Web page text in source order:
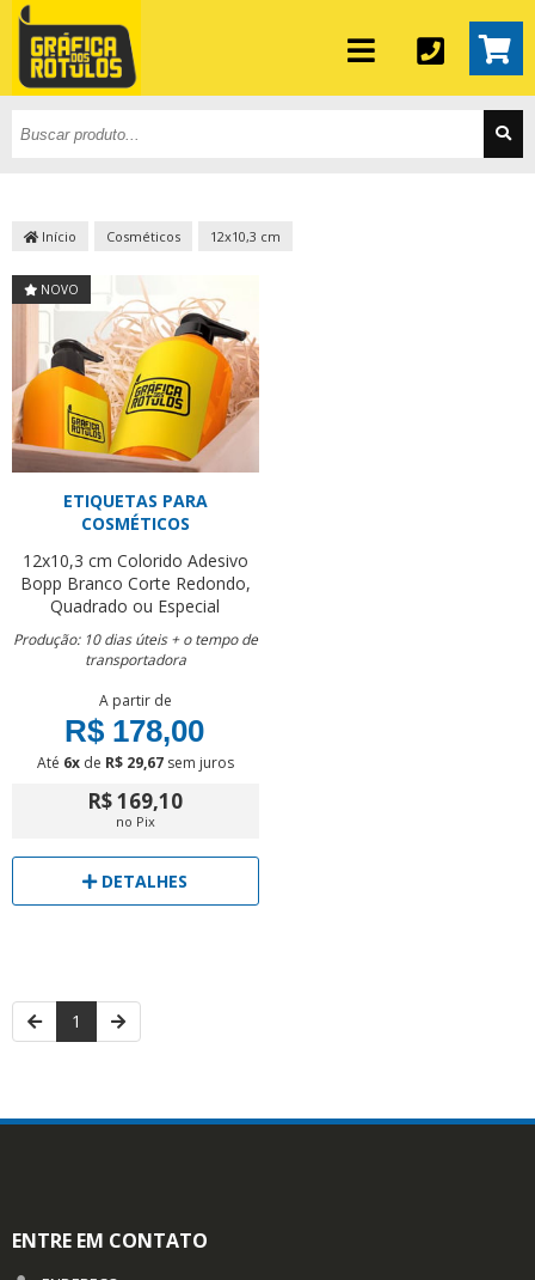
Início Cosméticos 12x10,3 cm
NOVO
ETIQUETAS PARA
COSMÉTICOS
12x10,3 cm Colorido Adesivo
Bopp Branco Corte Redondo,
Quadrado ou Especial
Produção: 10 dias úteis + o tempo de
transportadora
A partir de
R$ 178,00
Até 6xde R$ 29,67sem juros
R$ 169,10
no Pix
DETALHES
1
ENTRE EM CONTATO